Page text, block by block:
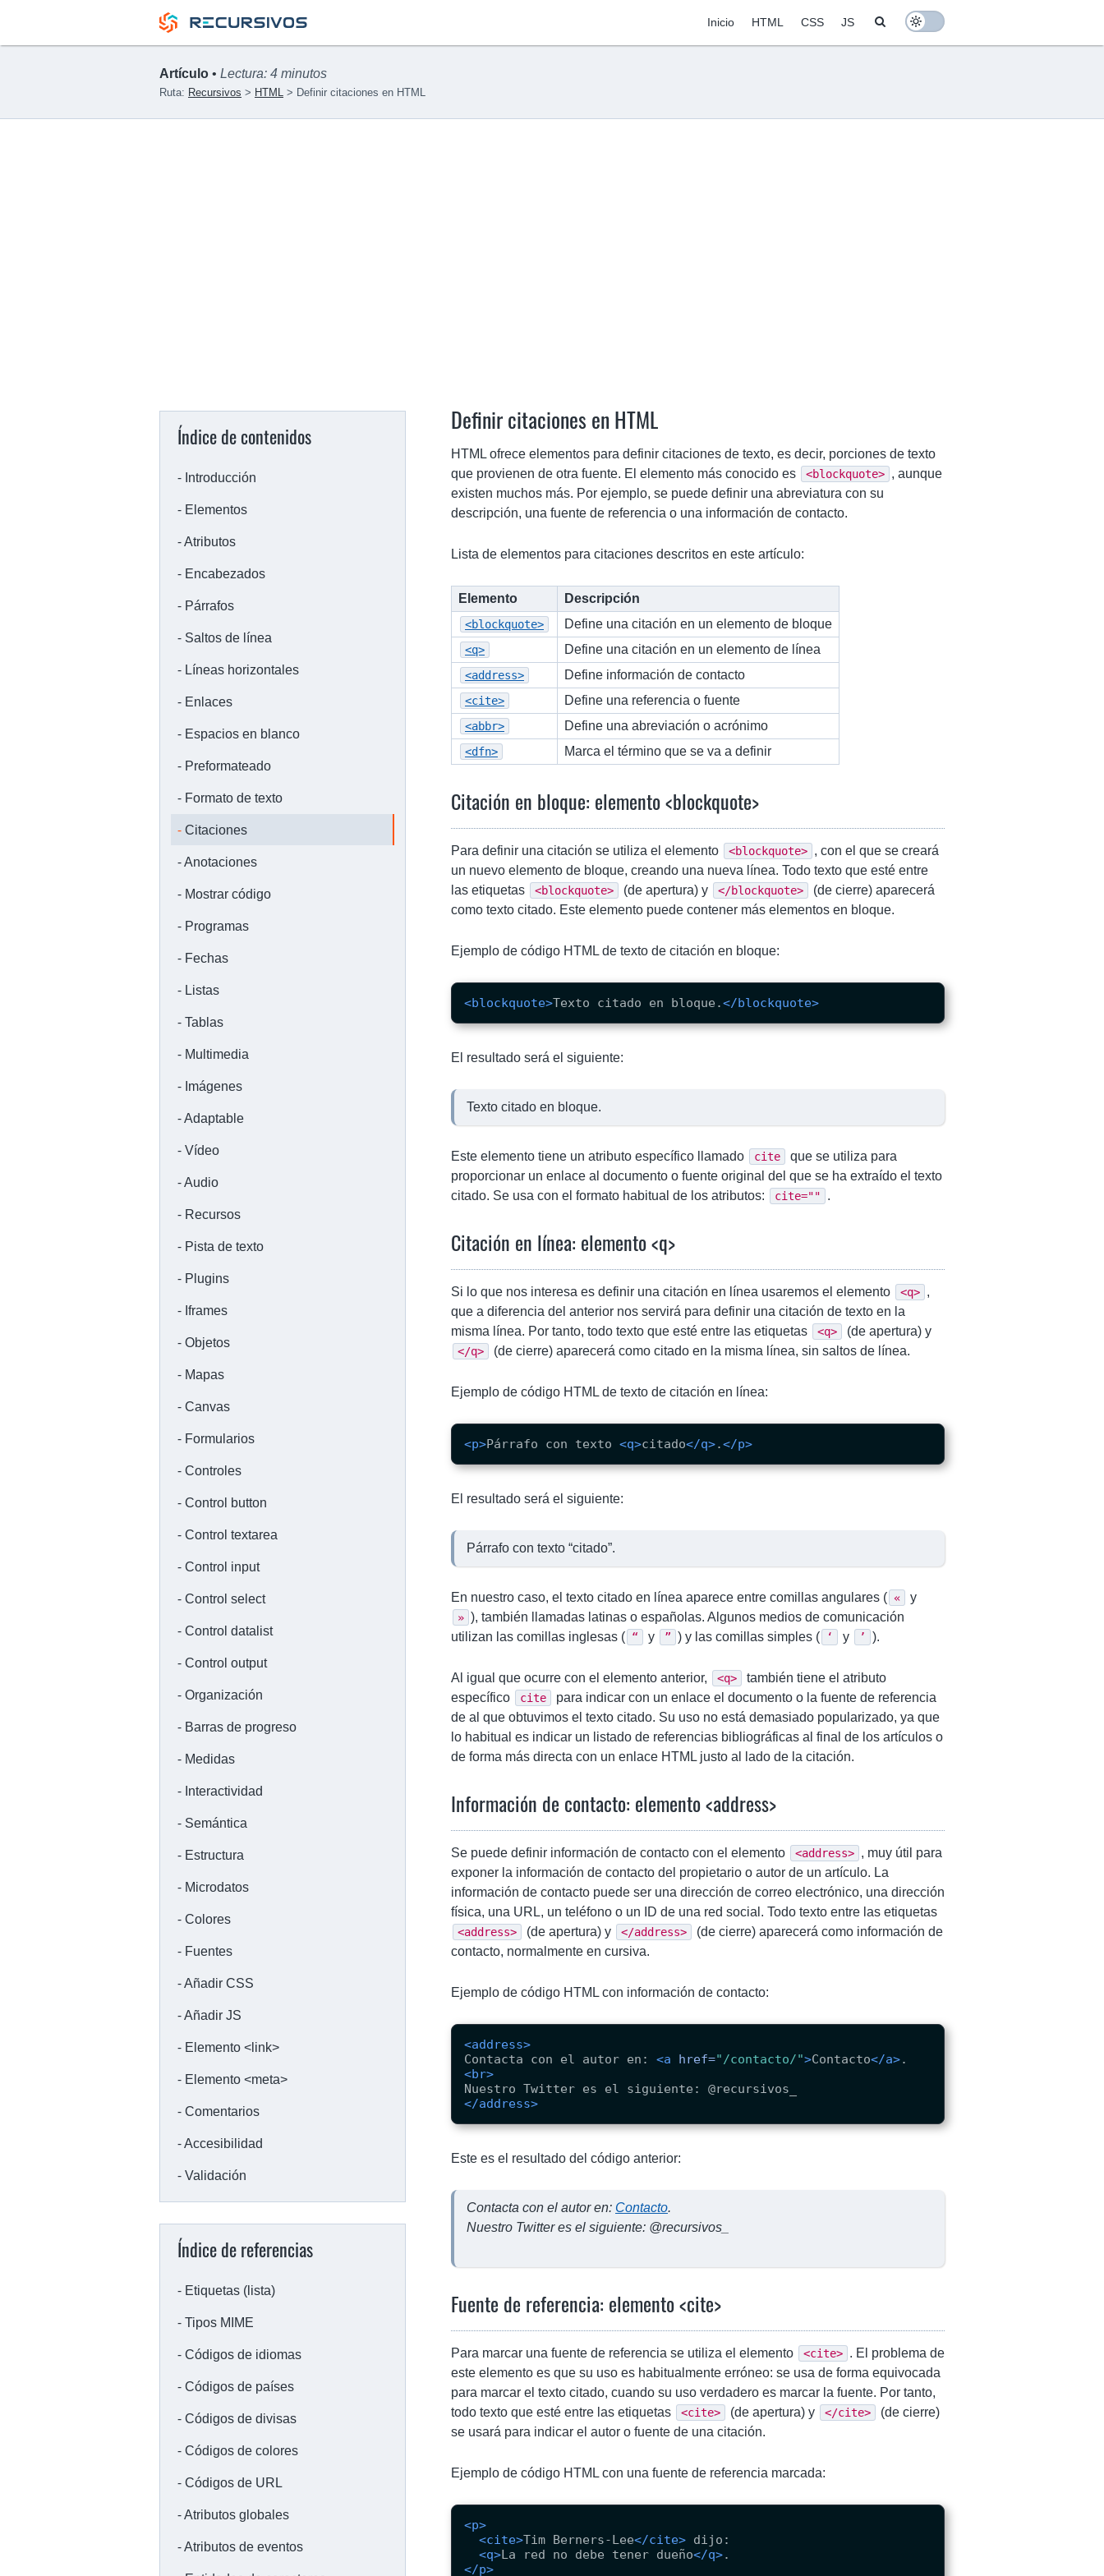
Search
Inicio HTML CSS JS
Artículo • Lectura: 4 minutos
Ruta: Recursivos HTML Definir citaciones en HTML
Definir citaciones en HTML
HTML ofrece elementos para definir citaciones de texto, es decir, porciones de texto
que provienen de otra fuente. El elemento más conocido es
<blockquote> , aunque
existen muchos más. Por ejemplo, se puede definir una abreviatura con su
descripción, una fuente de referencia o una información de contacto.
Lista de elementos para citaciones descritos en este artículo:
Elemento Descripción
<blockquote> Define una citación en un elemento de bloque
<q> Define una citación en un elemento de línea
<address> Define información de contacto
<cite> Define una referencia o fuente
<abbr> Define una abreviación o acrónimo
<dfn> Marca el término que se va a definir
Citación en bloque: elemento <blockquote>
Para definir una citación se utiliza el elemento <blockquote> , con el que se creará
un nuevo elemento de bloque, creando una nueva línea. Todo texto que esté entre
las etiquetas
<blockquote> (de apertura) y </blockquote>
(de cierre) aparecerá
como texto citado. Este elemento puede contener más elementos en bloque.
Ejemplo de código HTML de texto de citación en bloque:
<blockquote>Texto citado en bloque.</blockquote>
El resultado será el siguiente:
Texto citado en bloque.
Este elemento tiene un atributo específico llamado cite
que se utiliza para
proporcionar un enlace al documento o fuente original del que se ha extraído el texto
citado. Se usa con el formato habitual de los atributos:
cite="" .
Citación en línea: elemento <q>
Si lo que nos interesa es definir una citación en línea usaremos el elemento <q> ,
que a diferencia del anterior nos servirá para definir una citación de texto en la
misma línea. Por tanto, todo texto que esté entre las etiquetas
<q> (de apertura) y
</q> (de cierre) aparecerá como citado en la misma línea, sin saltos de línea.
Ejemplo de código HTML de texto de citación en línea:
<p>Párrafo con texto <q>citado</q>.</p>
El resultado será el siguiente:
Párrafo con texto citado .
En nuestro caso, el texto citado en línea aparece entre comillas angulares ( « y
» ), también llamadas latinas o españolas. Algunos medios de comunicación
utilizan las comillas inglesas ( “ y ” ) y las comillas simples ( ‘ y ’ ).
Al igual que ocurre con el elemento anterior, <q>
también tiene el atributo
específico
cite
para indicar con un enlace el documento o la fuente de referencia
de al que obtuvimos el texto citado. Su uso no está demasiado popularizado, ya que
lo habitual es indicar un listado de referencias bibliográficas al final de los artículos o
de forma más directa con un enlace HTML justo al lado de la citación.
Información de contacto: elemento <address>
Se puede definir información de contacto con el elemento <address> , muy útil para
exponer la información de contacto del propietario o autor de un artículo. La
información de contacto puede ser una dirección de correo electrónico, una dirección
física, una URL, un teléfono o un ID de una red social. Todo texto entre las etiquetas
<address> (de apertura) y </address>
(de cierre) aparecerá como información de
contacto, normalmente en cursiva.
Ejemplo de código HTML con información de contacto:
<address>
Contacta con el autor en: <a href="/contacto/">Contacto</a>.
<br>
</address>
Este es el resultado del código anterior:
Contacta con el autor en: Contacto.
Nuestro Twitter es el siguiente: @recursivos_
Fuente de referencia: elemento <cite>
Para marcar una fuente de referencia se utiliza el elemento <cite> . El problema de
este elemento es que su uso es habitualmente erróneo: se usa de forma equivocada
para marcar el texto citado, cuando su uso verdadero es marcar la fuente. Por tanto,
todo texto que esté entre las etiquetas
<cite> (de apertura) y </cite>
(de cierre)
se usará para indicar el autor o fuente de una citación.
Ejemplo de código HTML con una fuente de referencia marcada:
<p>
<cite>Tim Berners-Lee</cite> dijo:
<q>La red no debe tener dueño</q>
</p>
Índice de contenidos
Introducción
Elementos
Atributos
Encabezados
Párrafos
Saltos de línea
Líneas horizontales
Enlaces
Espacios en blanco
Preformateado
Formato de texto
Citaciones
Anotaciones
Mostrar código
Programas
Fechas
Listas
Tablas
Multimedia
Imágenes
Adaptable
Vídeo
Audio
Recursos
Pista de texto
Plugins
Iframes
Objetos
Mapas
Canvas
Formularios
Controles
Control button
Control textarea
Control input
Control select
Control datalist
Control output
Organización
Barras de progreso
Medidas
Interactividad
Semántica
Estructura
Microdatos
Colores
Fuentes
Añadir CSS
Añadir JS
Elemento <link>
Elemento <meta>
Comentarios
Accesibilidad
Validación
Índice de referencias
Etiquetas (lista)
Tipos MIME
Códigos de idiomas
Códigos de países
Códigos de divisas
Códigos de colores
Códigos de URL
Atributos globales
Atributos de eventos